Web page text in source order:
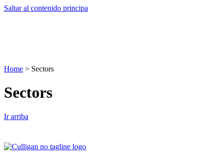
Saltar al contenido principa
Home > Sectors
Sectors
Ir arriba